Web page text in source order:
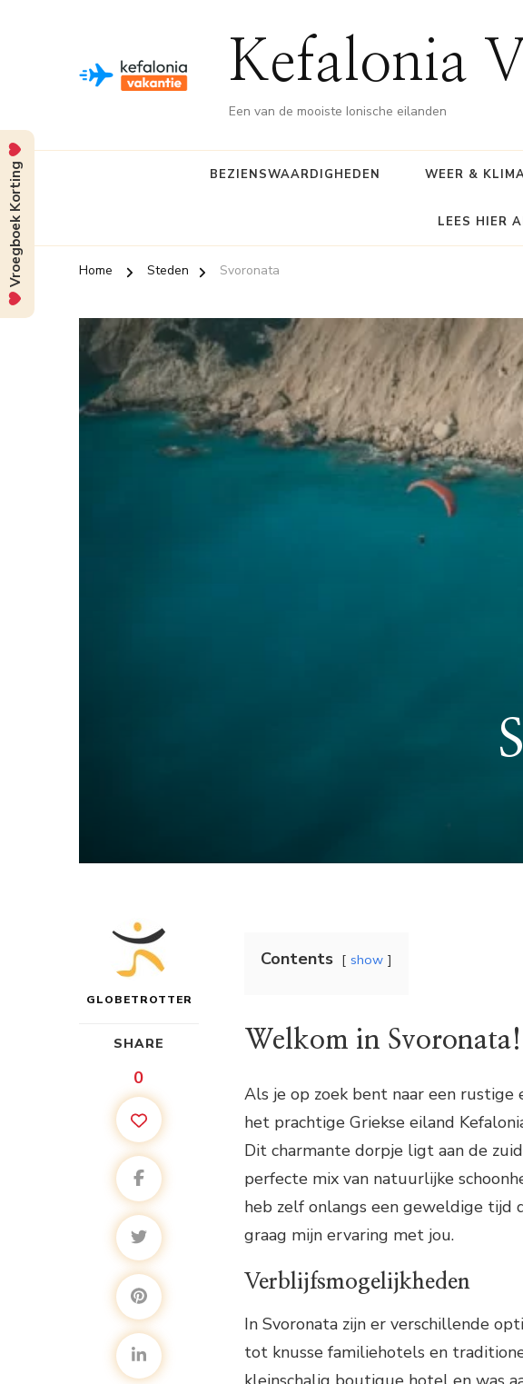
Kefalonia
Een van de mooiste Ionische eilanden
BEZIENSWAARDIGHEDEN WEER &
LEES HIER
Home Steden Svoronata
GLOBETROTTER
SHARE
0
Contents show
Welkom in Svoronata!
Als je op zoek bent naar een
het prachtige Griekse eiland
Dit charmante dorpje ligt aan de
perfecte mix van natuurlijke
heb zelf onlangs een geweldige tijd
graag mijn ervaring met jou.
Verblijfsmogelijkheden
In Svoronata zijn er verschillende
tot knusse familiehotels en
Vroegboek Korting